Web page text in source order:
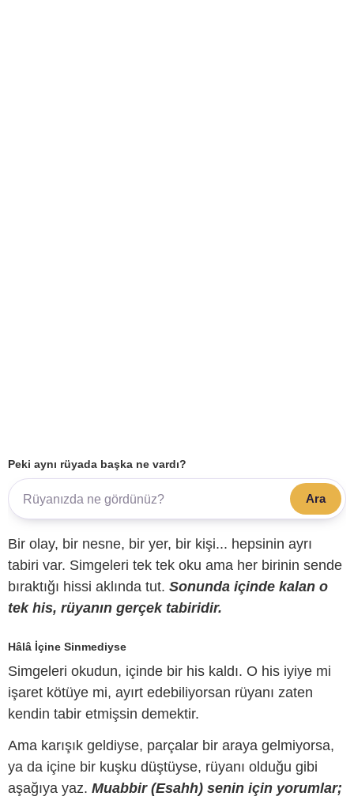
Peki aynı rüyada başka ne vardı?
Ara
Bir olay, bir nesne, bir yer, bir kişi... hepsinin ayrı
tabiri var. Simgeleri tek tek oku ama her birinin sende
bıraktığı hissi aklında tut. Sonunda içinde kalan o
tek his, rüyanın gerçek tabiridir.
Hâlâ İçine Sinmediyse
Simgeleri okudun, içinde bir his kaldı. O his iyiye mi
işaret kötüye mi, ayırt edebiliyorsan rüyanı zaten
kendin tabir etmişsin demektir.
Ama karışık geldiyse, parçalar bir araya gelmiyorsa,
ya da içine bir kuşku düştüyse, rüyanı olduğu gibi
aşağıya yaz. Muabbir (Esahh) senin için yorumlar;